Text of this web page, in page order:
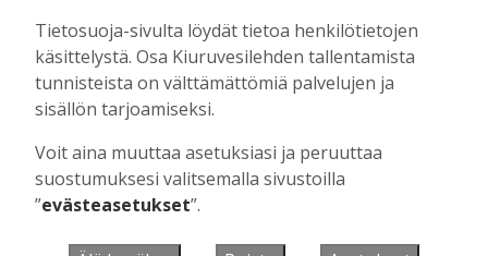
se tästä.
Käyntiosoite :
Kiuruvesi Lehti oy
Niemistenkatu 4
Kiuruvesi
Tietosuoja-sivulta löydät tietoa henkilötietojen
käsittelystä. Osa Kiuruvesilehden tallentamista
tunnisteista on välttämättömiä palvelujen ja
sisällön tarjoamiseksi.
Voit aina muuttaa asetuksiasi ja peruuttaa
suostumuksesi valitsemalla sivustoilla
”evästeasetukset”.